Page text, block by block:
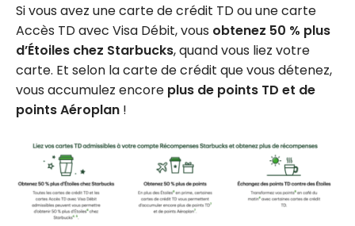
Si vous avez une carte de crédit TD ou une carte
Accès TD avec Visa Débit, vous obtenez 50 % plus
d’Étoiles chez Starbucks, quand vous liez votre
carte. Et selon la carte de crédit que vous détenez,
vous accumulez encore plus de points TD et de
points Aéroplan !